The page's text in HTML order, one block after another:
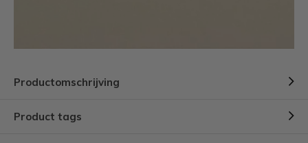
Productomschrijving
Product tags